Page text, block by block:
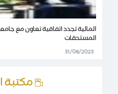
المالية تجدد اتفاقية تعاون مع
المستحقات
31/08/2023
مكتبة